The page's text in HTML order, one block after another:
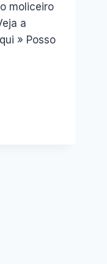
moliceiro
a
» Posso